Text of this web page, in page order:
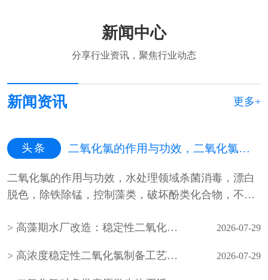
新闻中心
分享行业资讯，聚焦行业动态
新闻资讯 更多+
头条 二氧化氯的作用与功效，二氧化氯的作用与功效百科
二氧化氯的作用与功效，水处理领域杀菌消毒，漂白
脱色，除铁除锰，控制藻类，破坏酚类化合物，不生
高藻期水厂改造：稳定性二氧化氯预氧化工艺落地效果显著
2026-07-29
高浓度稳定性二氧化氯制备工艺及油田回注水应用研究 2026-07-29